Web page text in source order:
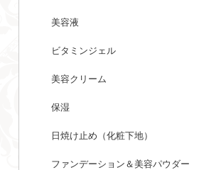
美容液
ビタミンジェル
美容クリーム
保湿
日焼け止め（化粧下地）
ファンデーション＆美容パウダー